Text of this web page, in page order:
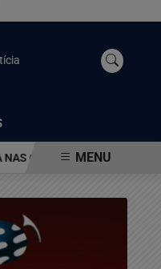
DA COPA DO BRASIL
MENU